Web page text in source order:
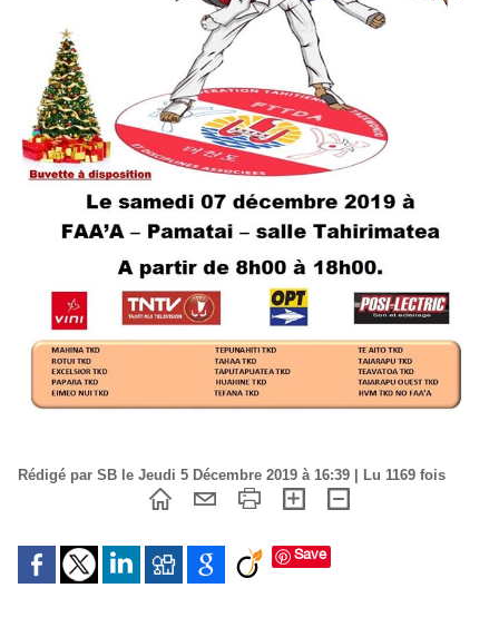
Rédigé par SB le Jeudi 5 Décembre 2019 à 16:39 | Lu 1169 fois
Save